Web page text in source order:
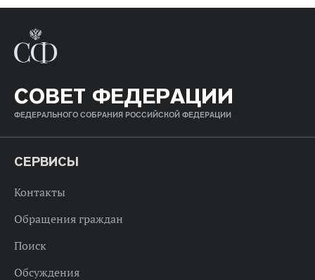
СОВЕТ ФЕДЕРАЦИИ
ФЕДЕРАЛЬНОГО СОБРАНИЯ РОССИЙСКОЙ ФЕДЕРАЦИИ
СЕРВИСЫ
Контакты
Обращения граждан
Поиск
Обсуждения